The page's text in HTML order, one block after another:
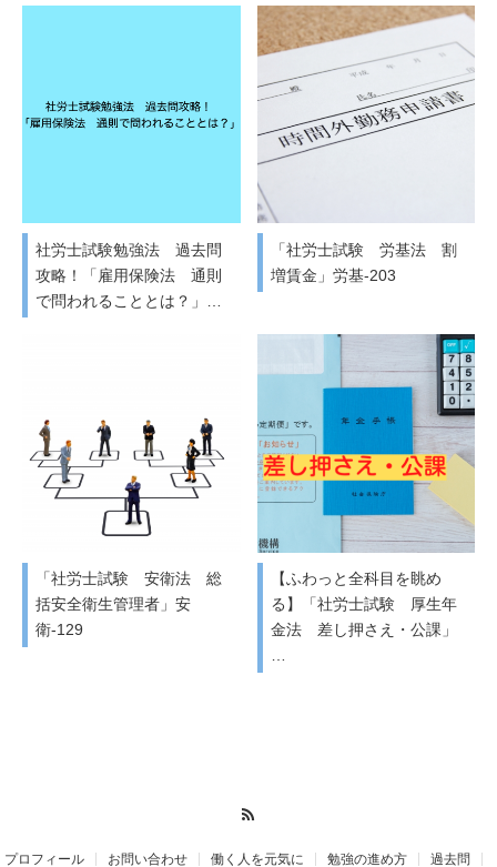
社労士試験勉強法 過去問
攻略！「雇用保険法 通則
で問われることとは？」…
「社労士試験 労基法 割
増賃金」労基-203
「社労士試験 安衛法 総
括安全衛生管理者」安
衛-129
【ふわっと全科目を眺め
る】「社労士試験 厚生年
金法 差し押さえ・公課」
…
プロフィール お問い合わせ 働く人を元気に 勉強の進め方 過去問